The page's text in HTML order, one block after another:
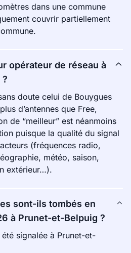
dans une commune
couvrir partiellement
opérateur de réseau à
doute celui de Bouygues
d’antennes que Free,
de “meilleur” est néanmoins
puisque la qualité du signal
(fréquences radio,
météo, saison,
extérieur…).
sont-ils tombés en
à Prunet-et-Belpuig ?
été signalée à Prunet-et-